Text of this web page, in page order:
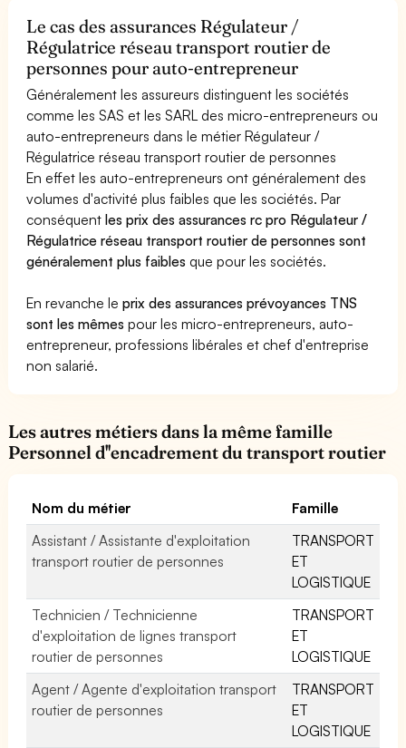
Le cas des assurances Régulateur /
Régulatrice réseau transport routier de
personnes pour auto-entrepreneur
Généralement les assureurs distinguent les sociétés
comme les SAS et les SARL des micro-entrepreneurs ou
auto-entrepreneurs dans le métier Régulateur /
Régulatrice réseau transport routier de personnes
En effet les auto-entrepreneurs ont généralement des
volumes d'activité plus faibles que les sociétés. Par
conséquentles prix des assurances rc pro Régulateur /
Régulatrice réseau transport routier de personnes sont
généralement plus faibles que pour les sociétés.
En revanche leprix des assurances prévoyances TNS
sont les mêmes pour les micro-entrepreneurs, auto-
entrepreneur, professions libérales et chef d'entreprise
non salarié.
Les autres métiers dans la même famille
Personnel d''encadrement du transport routier
Nom du métier
Famille
Assistant / Assistante d'exploitation
transport routier de personnes
TRANSPORT
ET
LOGISTIQUE
Technicien / Technicienne
d'exploitation de lignes transport
routier de personnes
TRANSPORT
ET
LOGISTIQUE
Agent / Agente d'exploitation transport
routier de personnes
TRANSPORT
ET
LOGISTIQUE